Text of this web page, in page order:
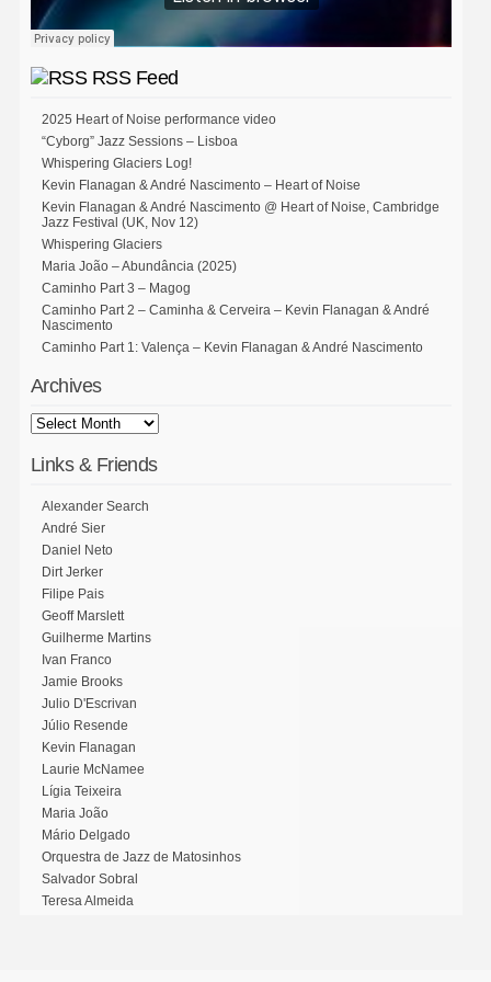
RSS Feed
2025 Heart of Noise performance video
“Cyborg” Jazz Sessions – Lisboa
Whispering Glaciers Log!
Kevin Flanagan & André Nascimento – Heart of Noise
Kevin Flanagan & André Nascimento @ Heart of Noise, Cambridge
Jazz Festival (UK, Nov 12)
Whispering Glaciers
Maria João – Abundância (2025)
Caminho Part 3 – Magog
Caminho Part 2 – Caminha & Cerveira – Kevin Flanagan & André
Nascimento
Caminho Part 1: Valença – Kevin Flanagan & André Nascimento
Archives
Links & Friends
Alexander Search
André Sier
Daniel Neto
Dirt Jerker
Filipe Pais
Geoff Marslett
Guilherme Martins
Ivan Franco
Jamie Brooks
Julio D'Escrivan
Júlio Resende
Kevin Flanagan
Laurie McNamee
Lígia Teixeira
Maria João
Mário Delgado
Orquestra de Jazz de Matosinhos
Salvador Sobral
Teresa Almeida